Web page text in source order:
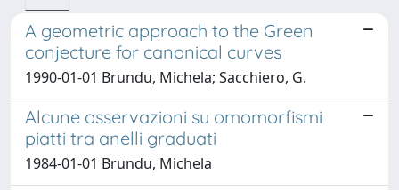
A geometric approach to the Green
conjecture for canonical curves
1990-01-01 Brundu, Michela; Sacchiero, G.
Alcune osservazioni su omomorfismi
piatti tra anelli graduati
1984-01-01 Brundu, Michela